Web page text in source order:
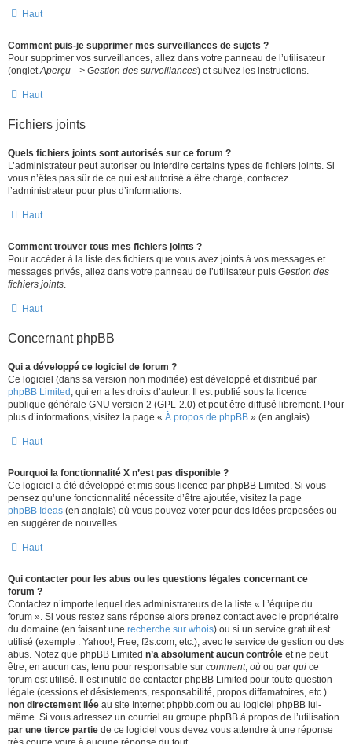
Haut
Comment puis-je supprimer mes surveillances de sujets ?
Pour supprimer vos surveillances, allez dans votre panneau de l’utilisateur
(ongletAperçu --> Gestion des surveillances) et suivez les instructions.
Haut
Fichiers joints
Quels fichiers joints sont autorisés sur ce forum ?
L’administrateur peut autoriser ou interdire certains types de fichiers joints. Si
vous n’êtes pas sûr de ce qui est autorisé à être chargé, contactez
l’administrateur pour plus d’informations.
Haut
Comment trouver tous mes fichiers joints ?
Pour accéder à la liste des fichiers que vous avez joints à vos messages et
messages privés, allez dans votre panneau de l’utilisateur puis Gestion des
fichiers joints.
Haut
Concernant phpBB
Qui a développé ce logiciel de forum ?
Ce logiciel (dans sa version non modifiée) est développé et distribué par
phpBB Limited , qui en a les droits d’auteur. Il est publié sous la licence
publique générale GNU version 2 (GPL-2.0) et peut être diffusé librement. Pour
plus d’informations, visitez la page « À propos de phpBB » (en anglais).
Haut
Pourquoi la fonctionnalité X n’est pas disponible ?
Ce logiciel a été développé et mis sous licence par phpBB Limited. Si vous
pensez qu’une fonctionnalité nécessite d’être ajoutée, visitez la page
phpBB Ideas (en anglais) où vous pouvez voter pour des idées proposées ou
en suggérer de nouvelles.
Haut
Qui contacter pour les abus ou les questions légales concernant ce
forum ?
Contactez n’importe lequel des administrateurs de la liste « L’équipe du
forum ». Si vous restez sans réponse alors prenez contact avec le propriétaire
du domaine (en faisant une recherche sur whois) ou si un service gratuit est
utilisé (exemple : Yahoo!, Free, f2s.com, etc.), avec le service de gestion ou des
abus. Notez que phpBB Limited n’a absolument aucun contrôle et ne peut
être, en aucun cas, tenu pour responsable sur comment, où ou par qui ce
forum est utilisé. Il est inutile de contacter phpBB Limited pour toute question
légale (cessions et désistements, responsabilité, propos diffamatoires, etc.)
non directement liée au site Internet phpbb.com ou au logiciel phpBB lui-
même. Si vous adressez un courriel au groupe phpBB à propos de l’utilisation
par une tierce partie de ce logiciel vous devez vous attendre à une réponse